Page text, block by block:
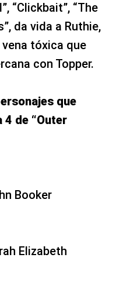
“Clickbait”, “The
da vida a Ruthie,
tóxica que
con Topper.
que
4 de “Outer
Booker
Elizabeth